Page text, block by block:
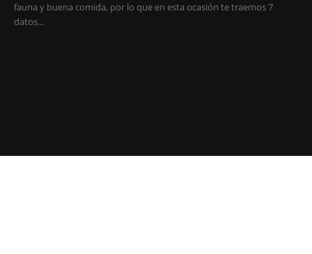
fauna y buena comida, por lo que en esta ocasión te traemos 7
datos...